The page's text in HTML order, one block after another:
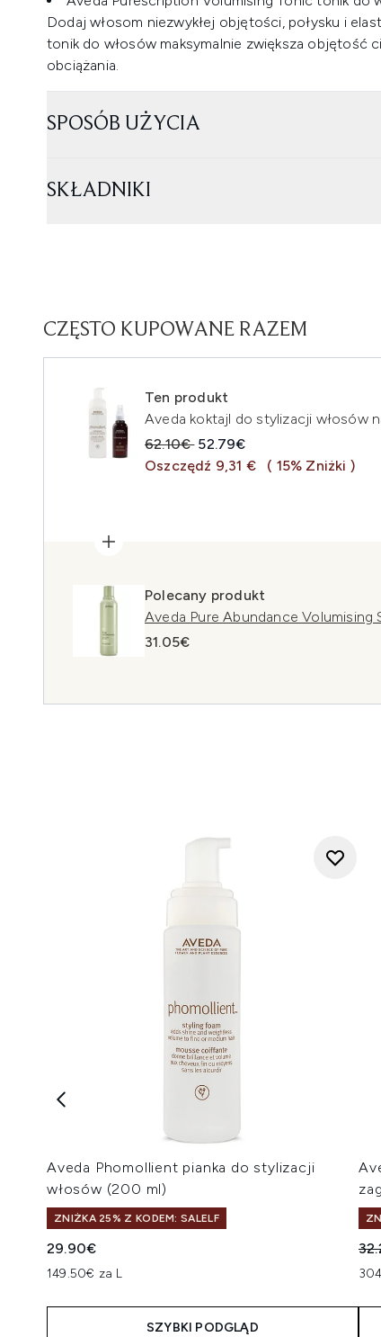
Dodaj włosom niezwykłej objętości, połysku i
tonik do włosów maksymalnie zwiększa objętość
obciążania.
SPOSÓB UŻYCIA
SKŁADNIKI
CZĘSTO KUPOWANE RAZEM
Ten produkt
Aveda koktajl do stylizacji włosów
Sugerowana cena detaliczna:
62.10€ Aktualna cena:
52.79€
Oszczędź 9,31 €
( 15% Zniżki )
Polecany produkt
Aveda Pure Abundance Volumising
31.05€
Aveda Phomollient pianka do stylizacji
włosów (200 ml)
ZNIŻKA 25% Z KODEM: SALELF
29.90€
149.50€ za L
SZYBKI PODGLĄD